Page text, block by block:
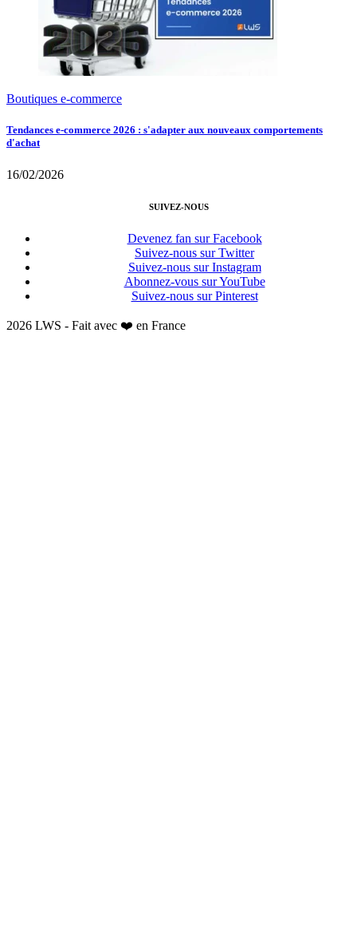
Boutiques e-commerce
Tendances e-commerce 2026 : s'adapter aux nouveaux comportements
d'achat
16/02/2026
SUIVEZ-NOUS
Devenez fan sur Facebook
Suivez-nous sur Twitter
Suivez-nous sur Instagram
Abonnez-vous sur YouTube
Suivez-nous sur Pinterest
2026 LWS - Fait avec ❤️ en France